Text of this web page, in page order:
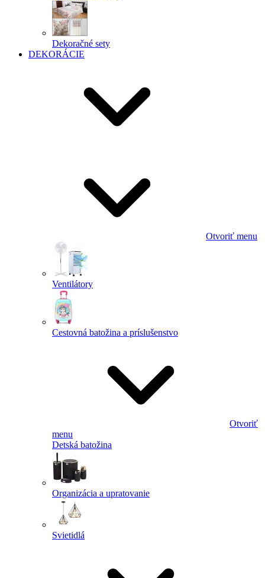
Dekoračné sety
DEKORÁCIE
Otvoriť menu
Ventilátory
Cestovná batožina a príslušenstvo
Otvoriť
menu
Detská batožina
Organizácia a upratovanie
Svietidlá